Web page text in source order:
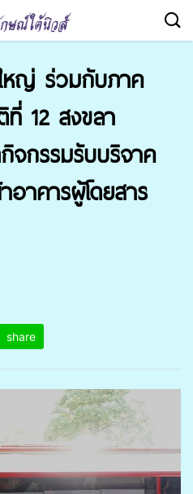
หญ่ ร่วมกับภาค
ที่ 12 สงขลา
จกรรมรับบริจาค
าคารผู้โดยสาร
share